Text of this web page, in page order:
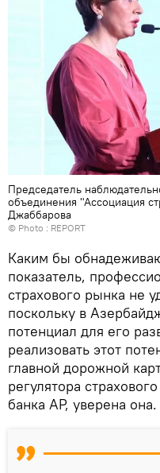
Председатель
объединения "Ассоциация
Джаббарова
© Photo : REPORT
Каким бы
показатель,
страхового рынка не
поскольку в
потенциал для его
реализовать этот
главной дорожной
регулятора
банка АР, уверена она.